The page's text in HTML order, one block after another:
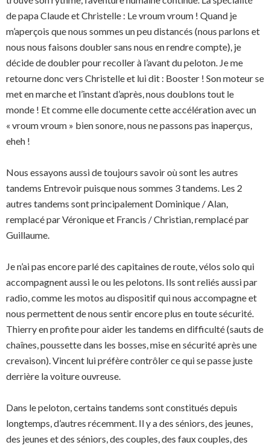
de papa Claude et Christelle : Le vroum vroum ! Quand je
m’aperçois que nous sommes un peu distancés (nous parlons et
nous nous faisons doubler sans nous en rendre compte), je
décide de doubler pour recoller à l’avant du peloton. Je me
retourne donc vers Christelle et lui dit : Booster ! Son moteur se
met en marche et l’instant d’après, nous doublons tout le
monde ! Et comme elle documente cette accélération avec un
« vroum vroum » bien sonore, nous ne passons pas inaperçus,
eheh !
Nous essayons aussi de toujours savoir où sont les autres
tandems Entrevoir puisque nous sommes 3 tandems. Les 2
autres tandems sont principalement Dominique / Alan,
remplacé par Véronique et Francis / Christian, remplacé par
Guillaume.
Je n’ai pas encore parlé des capitaines de route, vélos solo qui
accompagnent aussi le ou les pelotons. Ils sont reliés aussi par
radio, comme les motos au dispositif qui nous accompagne et
nous permettent de nous sentir encore plus en toute sécurité.
Thierry en profite pour aider les tandems en difficulté (sauts de
chaînes, poussette dans les bosses, mise en sécurité après une
crevaison). Vincent lui préfère contrôler ce qui se passe juste
derrière la voiture ouvreuse.
Dans le peloton, certains tandems sont constitués depuis
longtemps, d’autres récemment. Il y a des séniors, des jeunes,
des jeunes et des séniors, des couples, des faux couples, des